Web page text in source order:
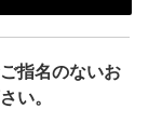
指名のないお
い。